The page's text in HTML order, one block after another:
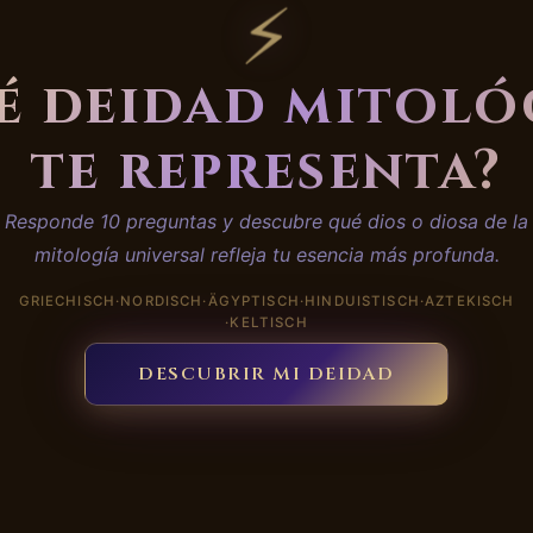
⚡
deidad
te representa?
Responde 10 preguntas y descubre qué dios o diosa de la
mitología universal refleja tu esencia más profunda.
GRIECHISCH ·NORDISCH ·ÄGYPTISCH ·HINDUISTISCH ·AZTEKISCH
·KELTISCH
DESCUBRIR MI DEIDAD